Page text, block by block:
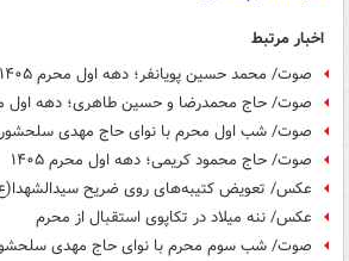
اخبار مرتبط
صوت/ محمد حسین پویانفر؛ دهه اول محرم ۱۴۰۵
صوت/ حاج محمدرضا و حسین طاهری؛ دهه اول محرم
صوت/ شب اول محرم با نوای حاج مهدی سلحشور
صوت/ حاج محمود کریمی؛ دهه اول محرم ۱۴۰۵
عکس/ تعویض کتیبه‌های روی ضریح
عکس/ ننه میلاد در تکاپوی استقبال از محرم
صوت/ شب سوم محرم با نوای حاج مهدی